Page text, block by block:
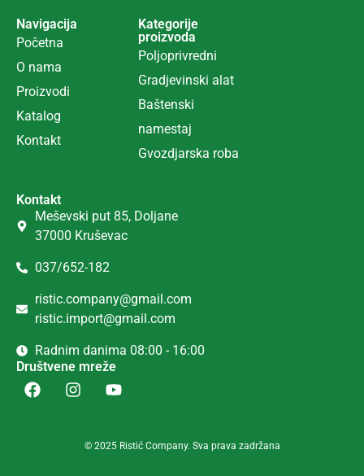
Navigacija
Početna
O nama
Proizvodi
Katalog
Kontakt
Kategorije
proizvoda
Poljoprivredni
Gradjevinski alat
Baštenski
namestaj
Gvozdjarska roba
Kontakt
Meševski put 85, Doljane
37000 Kruševac
037/652-182
ristic.company@gmail.com
ristic.import@gmail.com
Radnim danima 08:00 - 16:00
Društvene mreže
© 2025 Ristić Company. Sva prava zadržana